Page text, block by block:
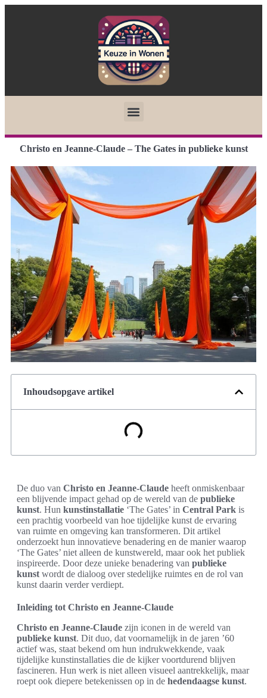
Christo en Jeanne-Claude – The Gates in publieke kunst
Inhoudsopgave artikel
De duo van Christo en Jeanne-Claude heeft onmiskenbaar
een blijvende impact gehad op de wereld van de publieke
kunst. Hun kunstinstallatie ‘The Gates’ in Central Park is
een prachtig voorbeeld van hoe tijdelijke kunst de ervaring
van ruimte en omgeving kan transformeren. Dit artikel
onderzoekt hun innovatieve benadering en de manier waarop
‘The Gates’ niet alleen de kunstwereld, maar ook het publiek
inspireerde. Door deze unieke benadering van publieke
kunst wordt de dialoog over stedelijke ruimtes en de rol van
kunst daarin verder verdiept.
Inleiding tot Christo en Jeanne-Claude
Christo en Jeanne-Claude zijn iconen in de wereld van
publieke kunst. Dit duo, dat voornamelijk in de jaren ’60
actief was, staat bekend om hun indrukwekkende, vaak
tijdelijke kunstinstallaties die de kijker voortdurend blijven
fascineren. Hun werk is niet alleen visueel aantrekkelijk, maar
roept ook diepere betekenissen op in de hedendaagse kunst.